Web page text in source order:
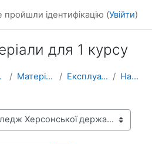
пройшли ідентифікацію (Увійти)
для 1 курсу
Матеріали для забезпечення освітнього процесу Експлуатація електрообладнання і автоматики суден Навчальні матеріали для 1 курсу